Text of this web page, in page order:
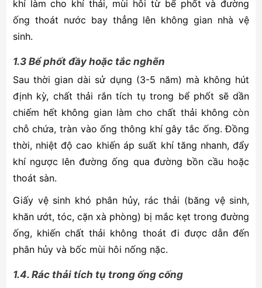
khí làm cho khí thải, mùi hôi từ bể phốt và đường
ống thoát nước bay thẳng lên không gian nhà vệ
sinh.
1.3 Bể phốt đầy hoặc tắc nghẽn
Sau thời gian dài sử dụng (3-5 năm) mà không hút
định kỳ, chất thải rắn tích tụ trong bể phốt sẽ dần
chiếm hết không gian làm cho chất thải không còn
chỗ chứa, tràn vào ống thông khí gây tắc ống. Đồng
thời, nhiệt độ cao khiến áp suất khí tăng nhanh, đẩy
khí ngược lên đường ống qua đường bồn cầu hoặc
thoát sàn.
Giấy vệ sinh khó phân hủy, rác thải (băng vệ sinh,
khăn ướt, tóc, cặn xà phòng) bị mắc kẹt trong đường
ống, khiến chất thải không thoát đi được dẫn đến
phân hủy và bốc mùi hôi nống nặc.
1.4. Rác thải tích tụ trong ống cống